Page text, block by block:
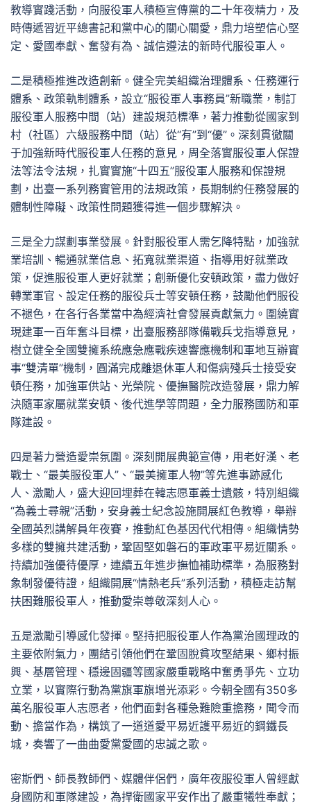
教導實踐活動，向服役軍人積極宣傳黨的二十年夜精力，及
時傳遞習近平總書記和黨中心的關心關愛，鼎力培塑信心堅
定、愛國奉獻、奮發有為、誠信遵法的新時代服役軍人。
二是積極推進改造創新。健全完美組織治理體系、任務運行
體系、政策軌制體系，設立“服役軍人事務員”新職業，制訂
服役軍人服務中間（站）建設規范標準，著力推動從國家到
村（社區）六級服務中間（站）從“有”到“優”。深刻貫徹關
于加強新時代服役軍人任務的意見，周全落實服役軍人保證
法等法令法規，扎實實施“十四五”服役軍人服務和保證規
劃，出臺一系列務實管用的法規政策，長期制約任務發展的
體制性障礙、政策性問題獲得進一個步驟解決。
三是全力謀劃事業發展。針對服役軍人需乞降特點，加強就
業培訓、暢通就業信息、拓寬就業渠道、指導用好就業政
策，促進服役軍人更好就業；創新優化安頓政策，盡力做好
轉業軍官、設定任務的服役兵士等安頓任務，鼓勵他們服役
不褪色，在各行各業當中為經濟社會發展貢獻氣力。圍繞實
現建軍一百年奮斗目標，出臺服務部隊備戰兵戈指導意見，
樹立健全全國雙擁系統應急應戰疾速響應機制和軍地互辦實
事“雙清單”機制，圓滿完成離退休軍人和傷病殘兵士接受安
頓任務，加強軍供站、光榮院、優撫醫院改造發展，鼎力解
決隨軍家屬就業安頓、後代進學等問題，全力服務國防和軍
隊建設。
四是著力營造愛崇氛圍。深刻開展典範宣傳，用老好漢、老
戰士、“最美服役軍人”、“最美擁軍人物”等先進事跡感化
人、激勵人，盛大迎回埋葬在韓志愿軍義士遺骸，特別組織
“為義士尋親”活動，安身義士紀念設施開展紅色教導，舉辦
全國英烈講解員年夜賽，推動紅色基因代代相傳。組織情勢
多樣的雙擁共建活動，鞏固堅如磐石的軍政軍平易近關系。
持續加強優待優厚，連續五年進步撫恤補助標準，為服務對
象制發優待證，組織開展“情熱老兵”系列活動，積極走訪幫
扶困難服役軍人，推動愛崇尊敬深刻人心。
五是激勵引導感化發揮。堅持把服役軍人作為黨治國理政的
主要依附氣力，團結引領他們在鞏固脫貧攻堅結果、鄉村振
興、基層管理、穩邊固疆等國家嚴重戰略中奮勇爭先、立功
立業，以實際行動為黨旗軍旗增光添彩。今朝全國有350多
萬名服役軍人志愿者，他們面對各種急難險重擔務，聞令而
動、擔當作為，構筑了一道道愛平易近護平易近的鋼鐵長
城，奏響了一曲曲愛黨愛國的忠誠之歌。
密斯們、師長教師們、媒體伴侶們，廣年夜服役軍人曾經獻
身國防和軍隊建設，為捍衛國家平安作出了嚴重犧牲奉獻；